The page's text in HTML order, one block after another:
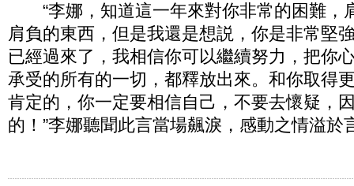
“李娜，知道這一年來對你非常的困難，
肩負的東西，但是我還是想説，你是非常堅
已經過來了，我相信你可以繼續努力，把你
承受的所有的一切，都釋放出來。和你取得
肯定的，你一定要相信自己，不要去懷疑，
的！”李娜聽聞此言當場飆淚，感動之情溢於